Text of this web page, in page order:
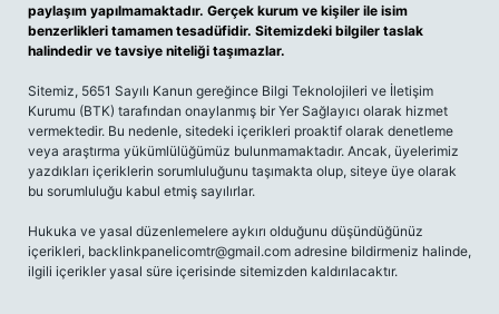
paylaşım yapılmamaktadır. Gerçek kurum ve kişiler ile isim
benzerlikleri tamamen tesadüfidir. Sitemizdeki bilgiler taslak
halindedir ve tavsiye niteliği taşımazlar.
Sitemiz, 5651 Sayılı Kanun gereğince Bilgi Teknolojileri ve İletişim
Kurumu (BTK) tarafından onaylanmış bir Yer Sağlayıcı olarak hizmet
vermektedir. Bu nedenle, sitedeki içerikleri proaktif olarak denetleme
veya araştırma yükümlülüğümüz bulunmamaktadır. Ancak, üyelerimiz
yazdıkları içeriklerin sorumluluğunu taşımakta olup, siteye üye olarak
bu sorumluluğu kabul etmiş sayılırlar.
Hukuka ve yasal düzenlemelere aykırı olduğunu düşündüğünüz
içerikleri, backlinkpanelicomtr@gmail.com adresine bildirmeniz halinde,
ilgili içerikler yasal süre içerisinde sitemizden kaldırılacaktır.